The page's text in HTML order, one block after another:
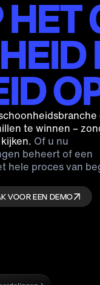
te winnen –
Of u nu
beheert of een
hele proces van
VOOR EEN DEMO